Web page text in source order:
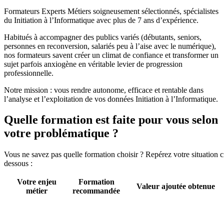
Formateurs Experts Métiers soigneusement sélectionnés, spécialistes
du Initiation à l’Informatique avec plus de 7 ans d’expérience.
Habitués à accompagner des publics variés (débutants, seniors,
personnes en reconversion, salariés peu à l’aise avec le numérique),
nos formateurs savent créer un climat de confiance et transformer un
sujet parfois anxiogène en véritable levier de progression
professionnelle.
Notre mission : vous rendre autonome, efficace et rentable dans
l’analyse et l’exploitation de vos données Initiation à l’Informatique.
Quelle formation est faite pour vous selon
votre problématique ?
Vous ne savez pas quelle formation choisir ? Repérez votre situation
dessous :
Votre enjeu
métier
Formation
recommandée
Valeur ajoutée obtenue